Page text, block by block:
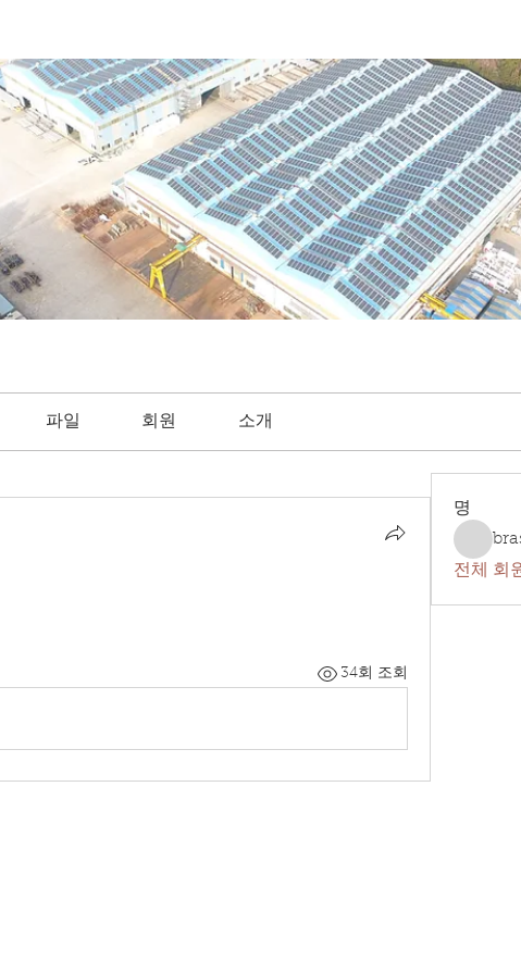
파일 회원 소개
34회 조회
명
전체 회